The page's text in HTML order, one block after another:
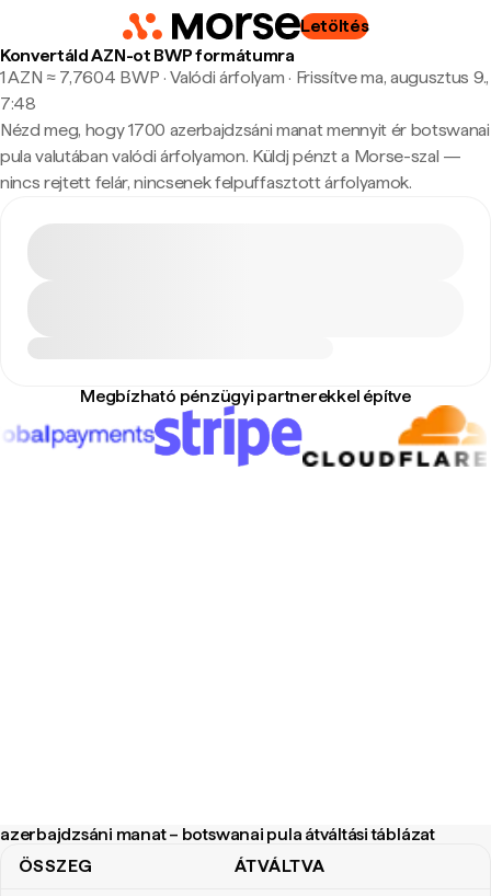
Letöltés
Konvertáld AZN-ot BWP formátumra
1 AZN ≈ 7,7604 BWP · Valódi árfolyam · Frissítve ma, augusztus 9.,
7:48
Nézd meg, hogy 1700 azerbajdzsáni manat mennyit ér botswanai
pula valutában valódi árfolyamon. Küldj pénzt a Morse-szal —
nincs rejtett felár, nincsenek felpuffasztott árfolyamok.
Megbízható pénzügyi partnerekkel építve
azerbajdzsáni manat – botswanai pula átváltási táblázat
ÖSSZEG ÁTVÁLTVA